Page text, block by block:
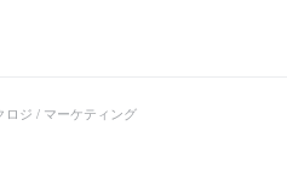
ロジ / マーケティング